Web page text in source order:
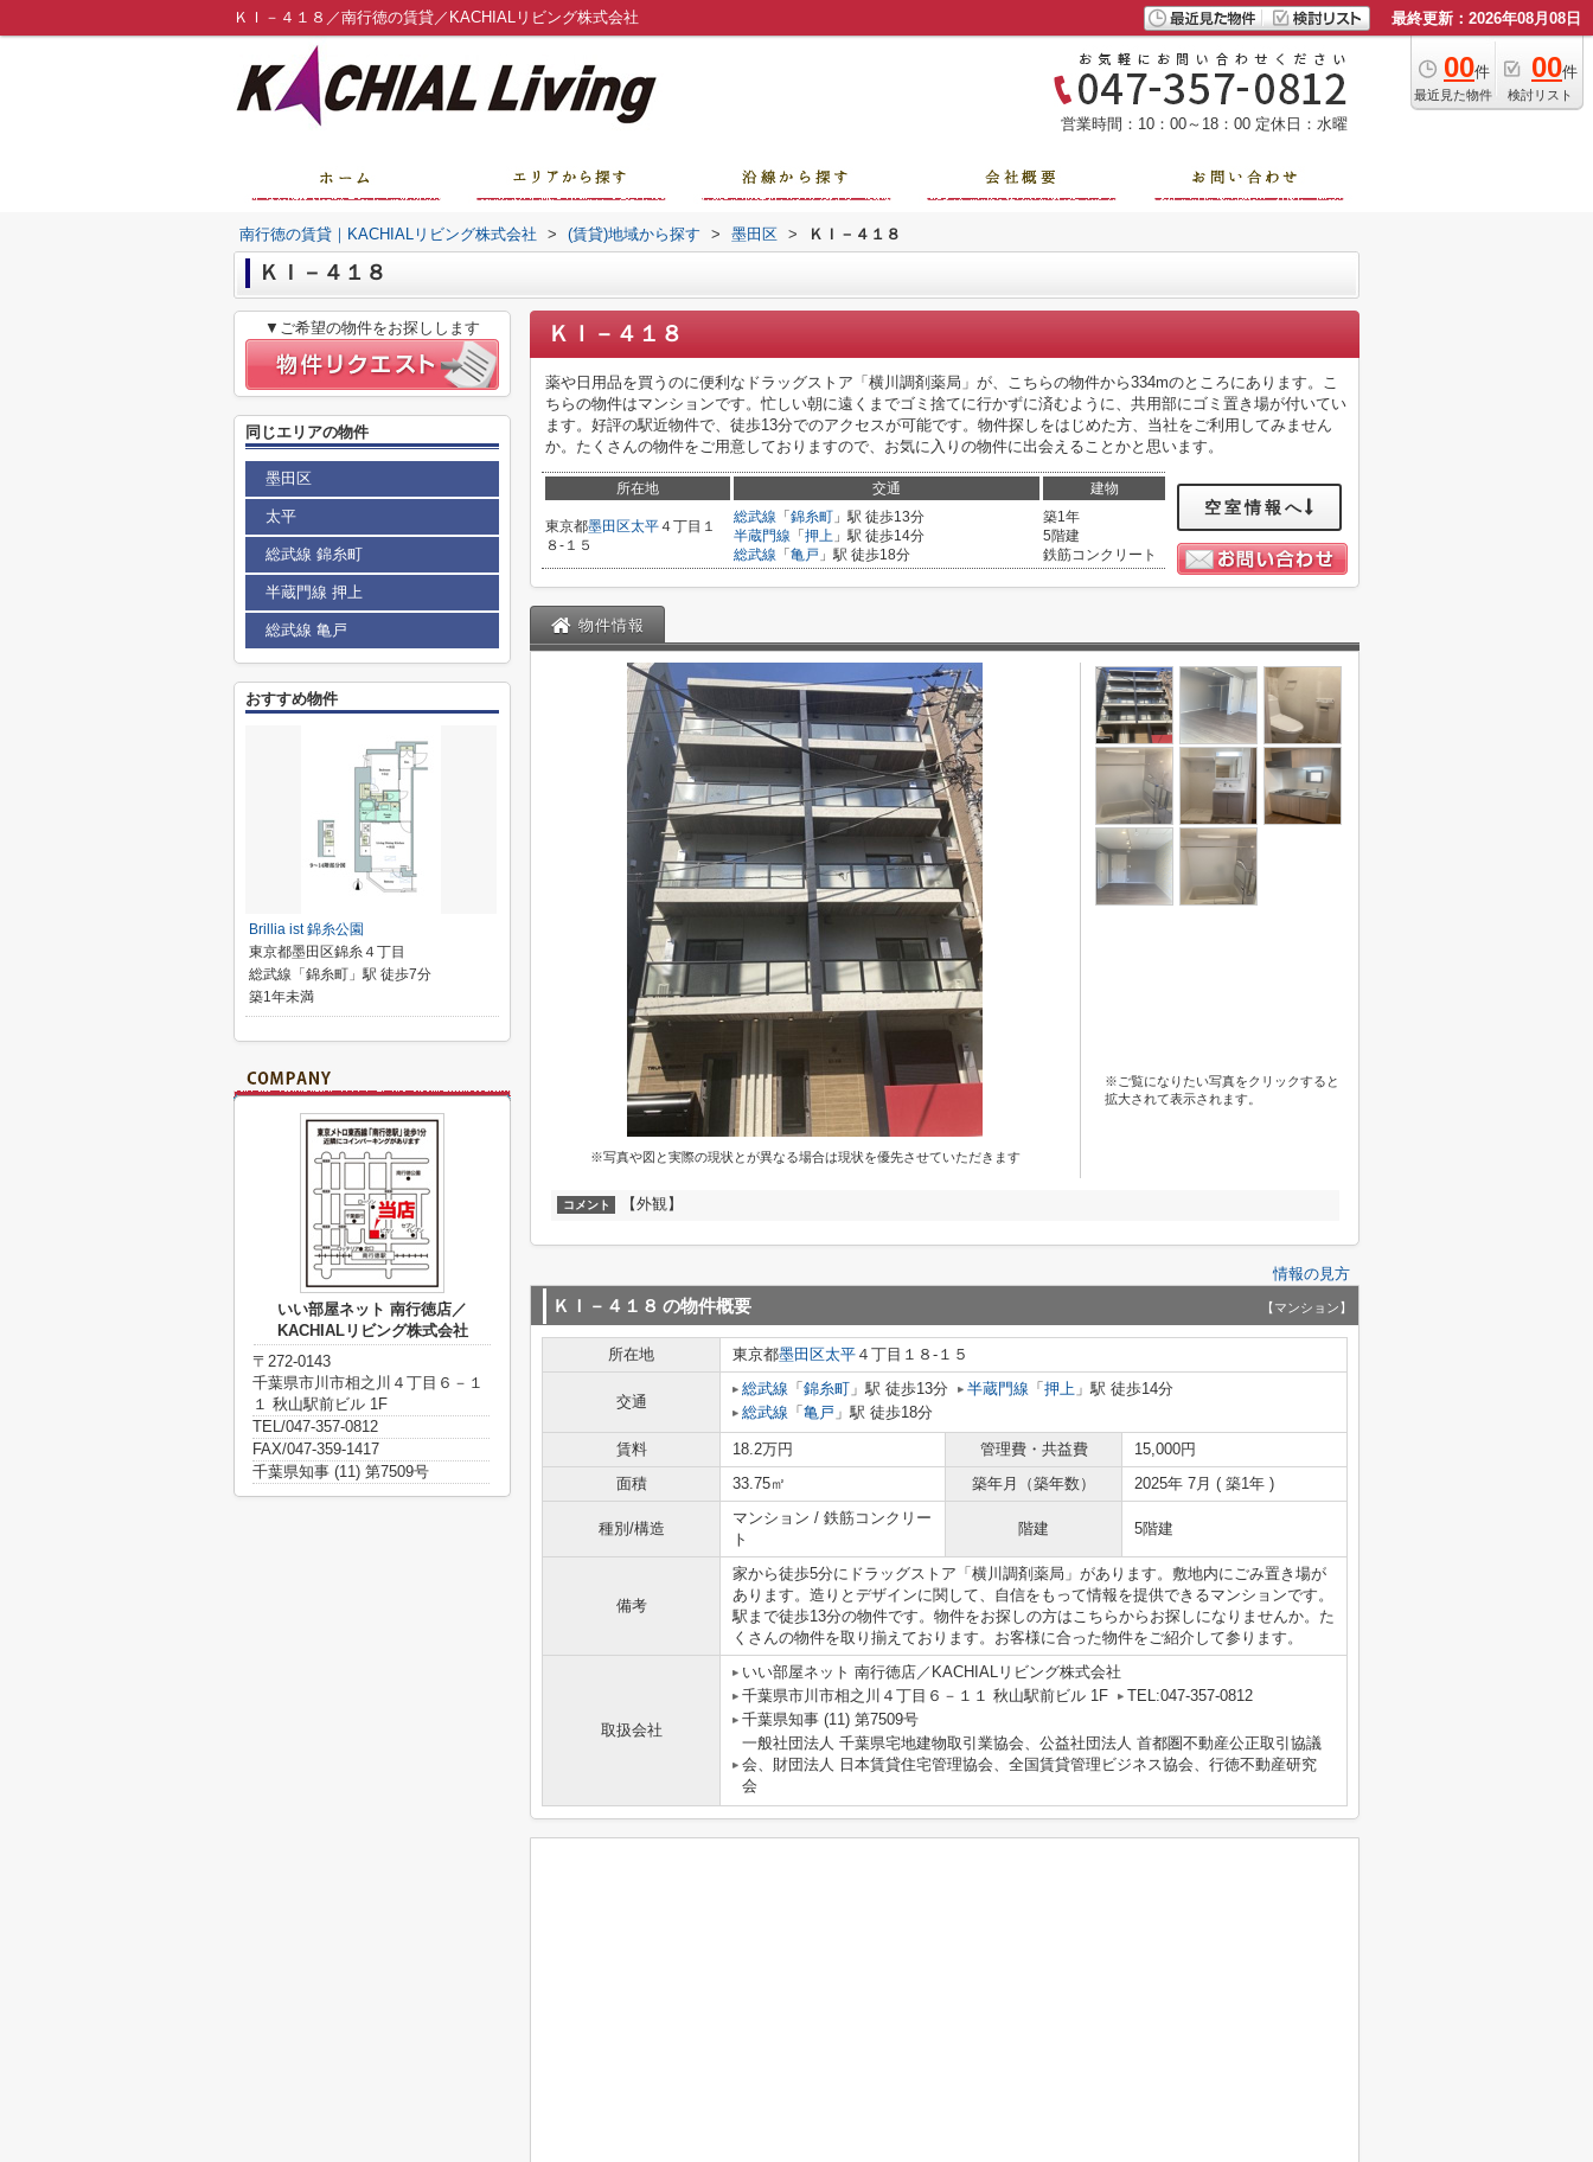
ＫＩ－４１８／南行徳の賃貸／KACHIALリビング株式会社 最終更新：2026年08月08日
00件
最近見た物件
00件
検討リスト
営業時間：10：00～18：00 定休日：水曜
南行徳の賃貸｜KACHIALリビング株式会社 > (賃貸)地域から探す > 墨田区 > ＫＩ－４１８
ＫＩ－４１８
ＫＩ－４１８
薬や日用品を買うのに便利なドラッグストア「横川調剤薬局」が、こちらの物件から334mのところにあります。こ
ちらの物件はマンションです。忙しい朝に遠くまでゴミ捨てに行かずに済むように、共用部にゴミ置き場が付いてい
ます。好評の駅近物件で、徒歩13分でのアクセスが可能です。物件探しをはじめた方、当社をご利用してみません
か。たくさんの物件をご用意しておりますので、お気に入りの物件に出会えることかと思います。
所在地 交通 建物
東京都墨田区太平４丁目１
８-１５
総武線 「 錦糸町 」駅 徒歩13分
半蔵門線 「 押上 」駅 徒歩14分
総武線 「 亀戸 」駅 徒歩18分
築1年
5階建
鉄筋コンクリート
空室情報へ
物件情報
※写真や図と実際の現状とが異なる場合は現状を優先させていただきます
※ご覧になりたい写真をクリックすると
拡大されて表示されます。
コメント 【外観】
情報の見方
ＫＩ－４１８ の物件概要 【マンション】
所在地 東京都墨田区太平 ４丁目１８-１５
交通
総武線 「 錦糸町 」駅 徒歩13分 半蔵門線 「 押上 」駅 徒歩14分
総武線 「 亀戸 」駅 徒歩18分
賃料 18.2万円 管理費・共益費
15,000円
面積
33.75㎡ 築年月（築年数） 2025年 7月 ( 築1年 )
種別/構造
マンション / 鉄筋コンクリー
ト
階建 5階建
備考
家から徒歩5分にドラッグストア「横川調剤薬局」があります。敷地内にごみ置き場が
あります。造りとデザインに関して、自信をもって情報を提供できるマンションです。
駅まで徒歩13分の物件です。物件をお探しの方はこちらからお探しになりませんか。た
くさんの物件を取り揃えております。お客様に合った物件をご紹介して参ります。
取扱会社
いい部屋ネット 南行徳店／KACHIALリビング株式会社
千葉県市川市相之川４丁目６－１１ 秋山駅前ビル 1F
TEL:047-357-0812
千葉県知事 (11) 第7509号
一般社団法人 千葉県宅地建物取引業協会、公益社団法人 首都圏不動産公正取引協議
会、財団法人 日本賃貸住宅管理協会、全国賃貸管理ビジネス協会、行徳不動産研究
会
▼ご希望の物件をお探しします
同じエリアの物件
墨田区
太平
総武線 錦糸町
半蔵門線 押上
総武線 亀戸
おすすめ物件
Brillia ist 錦糸公園
東京都墨田区錦糸４丁目
総武線「錦糸町」駅 徒歩7分
築1年未満
いい部屋ネット 南行徳店／
KACHIALリビング株式会社
〒272-0143
千葉県市川市相之川４丁目６－１
１ 秋山駅前ビル 1F
TEL/047-357-0812
FAX/047-359-1417
千葉県知事 (11) 第7509号